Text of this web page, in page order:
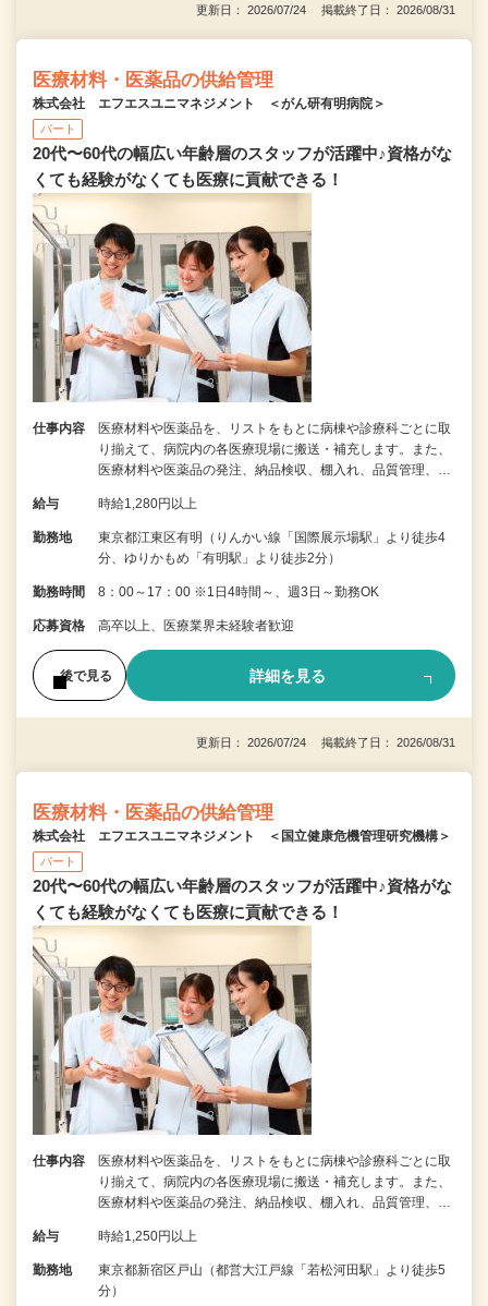
更新日： 2026/07/24 掲載終了日： 2026/08/31
医療材料・医薬品の供給管理
株式会社 エフエスユニマネジメント ＜がん研有明病院＞
パート
20代〜60代の幅広い年齢層のスタッフが活躍中♪資格がな
くても経験がなくても医療に貢献できる！
仕事内容
医療材料や医薬品を、リストをもとに病棟や診療科ごとに取
り揃えて、病院内の各医療現場に搬送・補充します。また、
医療材料や医薬品の発注、納品検収、棚入れ、品質管理、…
給与 時給1,280円以上
勤務地
東京都江東区有明（りんかい線「国際展示場駅」より徒歩4
分、ゆりかもめ「有明駅」より徒歩2分）
勤務時間 8：00～17：00 ※1日4時間～、週3日～勤務OK
応募資格 高卒以上、医療業界未経験者歓迎
後で見る 詳細を見る
更新日： 2026/07/24 掲載終了日： 2026/08/31
医療材料・医薬品の供給管理
株式会社 エフエスユニマネジメント ＜国立健康危機管理研究機構＞
パート
20代〜60代の幅広い年齢層のスタッフが活躍中♪資格がな
くても経験がなくても医療に貢献できる！
仕事内容
医療材料や医薬品を、リストをもとに病棟や診療科ごとに取
り揃えて、病院内の各医療現場に搬送・補充します。また、
医療材料や医薬品の発注、納品検収、棚入れ、品質管理、…
給与 時給1,250円以上
勤務地
東京都新宿区戸山（都営大江戸線「若松河田駅」より徒歩5
分）